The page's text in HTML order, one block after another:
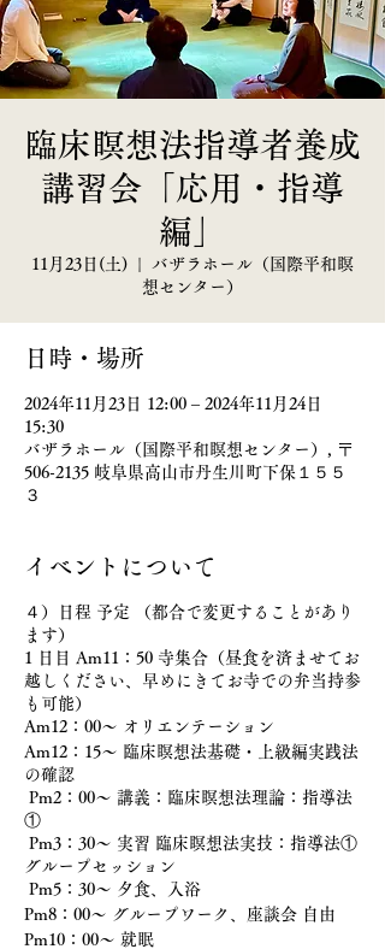
臨床瞑想法指導者養成
講習会「応用・指導
編」
11月23日(土)
バザラホール（国際平和瞑
想センター）
日時・場所
2024年11月23日 12:00 – 2024年11月24日
15:30
バザラホール（国際平和瞑想センター）, 〒
506-2135 岐阜県高山市丹生川町下保１５５
３
イベントについて
４）日程 予定 （都合で変更することがあり
ます）
1 日目 Am11：50 寺集合（昼食を済ませてお
越しください、早めにきてお寺での弁当持参
も可能）
Am12：00〜 オリエンテーション
Am12：15〜 臨床瞑想法基礎・上級編実践法
の確認
Pm2：00〜 講義：臨床瞑想法理論：指導法
①
Pm3：30〜 実習 臨床瞑想法実技：指導法①
グループセッション
Pm5：30〜 夕食、入浴
Pm8：00〜 グループワーク、座談会 自由
Pm10：00〜 就眠